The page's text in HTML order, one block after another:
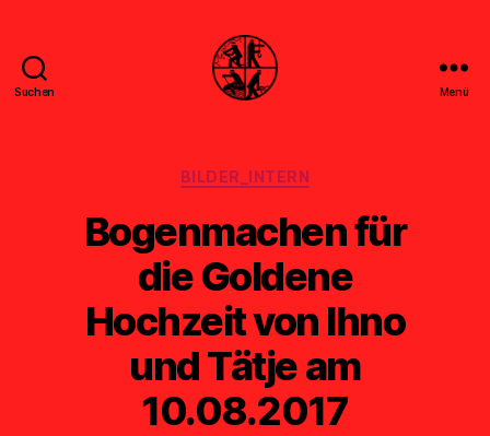
Suchen Menü
Kategorien
BILDER_INTERN
Bogenmachen für
die Goldene
Hochzeit von Ihno
und Tätje am
10.08.2017